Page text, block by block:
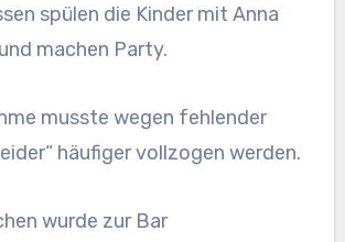
spülen die Kinder mit Anna
machen Party.
musste wegen fehlender
häufiger vollzogen werden.
wurde zur Bar